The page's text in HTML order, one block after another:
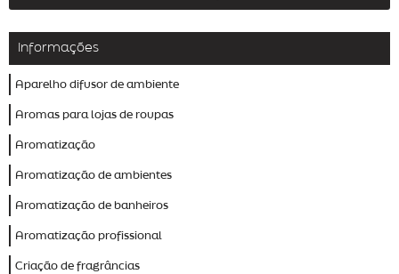
Informações
Aparelho difusor de ambiente
Aromas para lojas de roupas
Aromatização
Aromatização de ambientes
Aromatização de banheiros
Aromatização profissional
Criação de fragrâncias